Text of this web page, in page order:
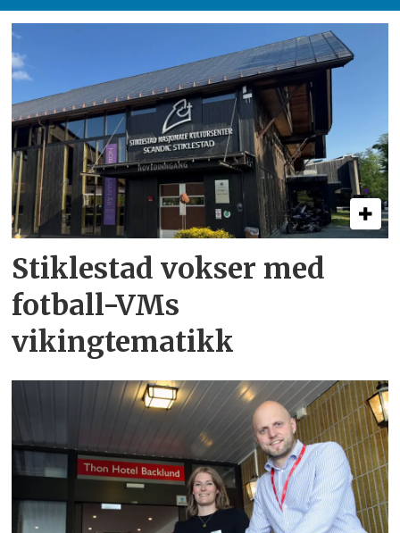
Stiklestad vokser med
fotball-VMs
vikingtematikk